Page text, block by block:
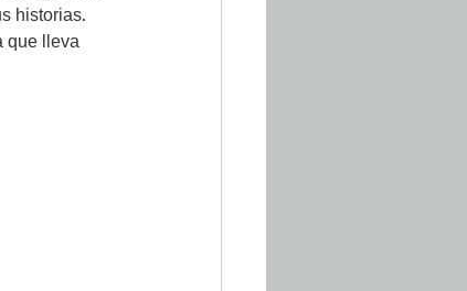
historias.
que lleva